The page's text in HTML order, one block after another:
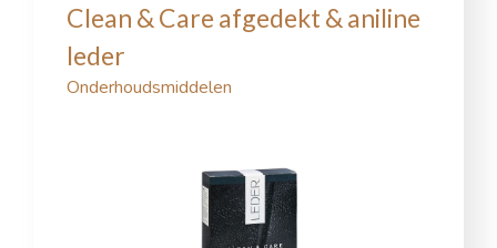
Clean & Care afgedekt & aniline
leder
Onderhoudsmiddelen